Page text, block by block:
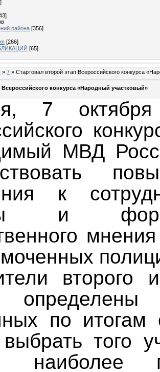
района [356]
[266]
[65]
» 7 » Стартовал второй этап Всероссийского конкурса
Всероссийского конкурса «Народный участковый»
7
МВД
к
и
второго
определены
по итогам
того
наиболее